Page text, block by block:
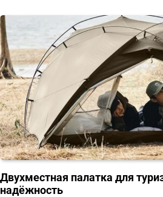
Двухместная палатка для
надёжность